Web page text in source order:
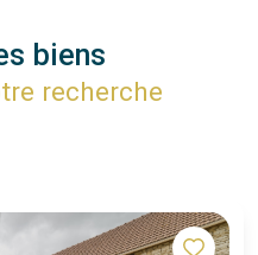
biens
recherche